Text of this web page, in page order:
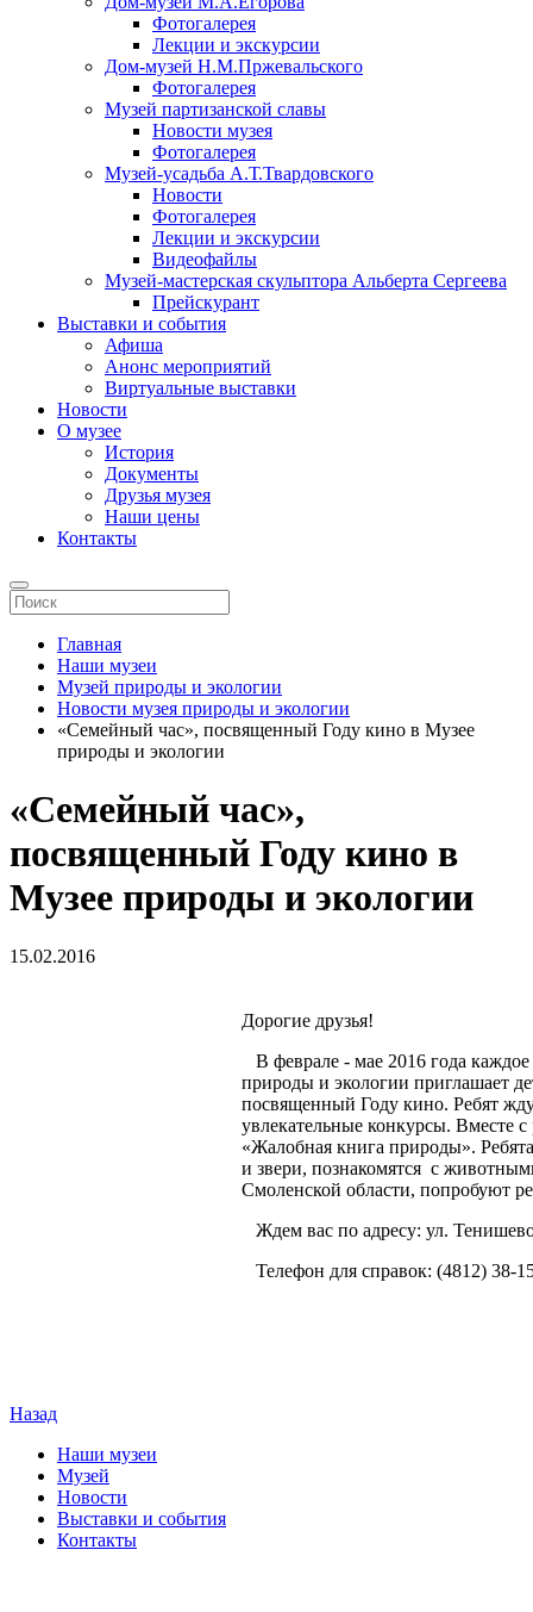
Фотогалерея
Лекции и экскурсии
Дом-музей Н.М.Пржевальского
Фотогалерея
Музей партизанской славы
Новости музея
Фотогалерея
Музей-усадьба А.Т.Твардовского
Новости
Фотогалерея
Лекции и экскурсии
Видеофайлы
Музей-мастерская скульптора Альберта Сергеева
Прейскурант
Выставки и события
Афиша
Анонс мероприятий
Виртуальные выставки
Новости
О музее
История
Документы
Друзья музея
Наши цены
Контакты
Главная
Наши музеи
Музей природы и экологии
Новости музея природы и экологии
«Семейный час», посвященный Году кино в Музее
природы и экологии
«Семейный час»,
посвященный Году кино в
Музее природы и экологии
15.02.2016
Дорогие друзья!
В феврале - мае 2016 года
природы и экологии приглашает
посвященный Году кино. Ребят
увлекательные конкурсы. Вместе
«Жалобная книга природы».
и звери, познакомятся с
Смоленской области, попробуют
Ждем вас по адресу: ул.
Телефон для справок: (4812) 38-
Назад
Наши музеи
Музей
Новости
Выставки и события
Контакты